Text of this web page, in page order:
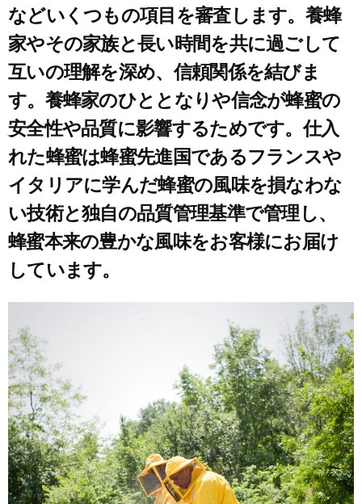
などいくつもの項目を審査します。養蜂
家やその家族と長い時間を共に過ごして
互いの理解を深め、信頼関係を結びま
す。養蜂家のひととなりや信念が蜂蜜の
安全性や品質に影響するためです。仕入
れた蜂蜜は蜂蜜先進国であるフランスや
イタリアに学んだ蜂蜜の風味を損なわな
い技術と独自の品質管理基準で管理し、
蜂蜜本来の豊かな風味をお客様にお届け
しています。